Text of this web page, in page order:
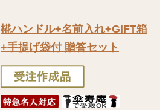
椛ハンドル+名前入れ+GIFT箱
+手提げ袋付 贈答セット